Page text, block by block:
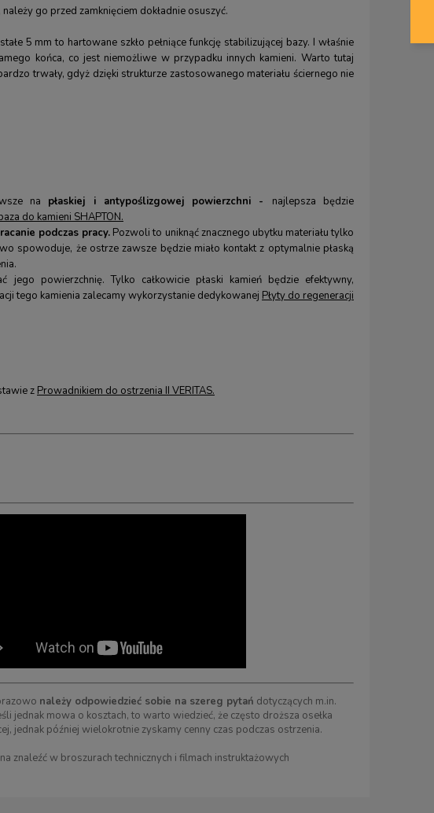
zł
5,00 zł9,00 zł
go przed zamknięciem dokładnie osuszyć.
5 mm to hartowane szkło pełniące funkcję stabilizującej bazy. I właśnie
końca, co jest niemożliwe w przypadku innych kamieni. Warto tutaj
trwały, gdyż dzięki strukturze zastosowanego materiału ściernego nie
na płaskiej i antypoślizgowej powierzchni - najlepsza będzie
do kamieni SHAPTON.
podczas pracy. Pozwoli to uniknąć znacznego ubytku materiału tylko
spowoduje, że ostrze zawsze będzie miało kontakt z optymalnie płaską
jego powierzchnię. Tylko całkowicie płaski kamień będzie efektywny,
tego kamienia zalecamy wykorzystanie dedykowanej Płyty do regeneracji
z Prowadnikiem do ostrzenia II VERITAS.
należy odpowiedzieć sobie na szereg pytań dotyczących m.in.
jednak mowa o kosztach, to warto wiedzieć, że często droższa osełka
jednak później wielokrotnie zyskamy cenny czas podczas ostrzenia.
znaleźć w broszurach technicznych i filmach instruktażowych